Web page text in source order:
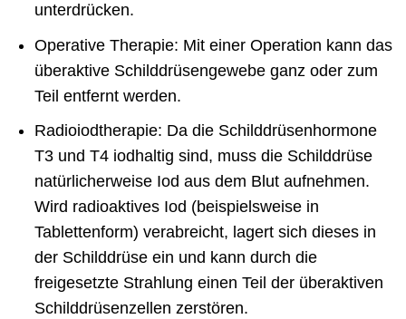
unterdrücken.
Operative Therapie: Mit einer Operation kann das
überaktive Schilddrüsengewebe ganz oder zum
Teil entfernt werden.
Radioiodtherapie: Da die Schilddrüsenhormone
T3 und T4 iodhaltig sind, muss die Schilddrüse
natürlicherweise Iod aus dem Blut aufnehmen.
Wird radioaktives Iod (beispielsweise in
Tablettenform) verabreicht, lagert sich dieses in
der Schilddrüse ein und kann durch die
freigesetzte Strahlung einen Teil der überaktiven
Schilddrüsenzellen zerstören.